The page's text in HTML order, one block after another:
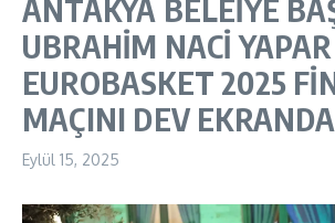
ANTAKYA BELEİYE
UBRAHİM NACİ YAPAR
EUROBASKET 2025
MAÇINI DEV
Eylül 15, 2025